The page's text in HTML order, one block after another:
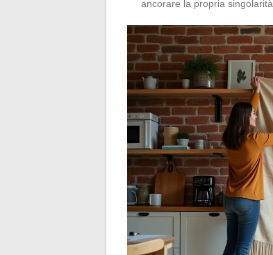
ancorare la propria singolarità.